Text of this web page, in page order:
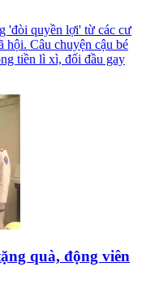
'đòi quyền lợi' từ các cư
hội. Câu chuyện cậu bé
tiền lì xì, đối đầu gay
quà, động viên